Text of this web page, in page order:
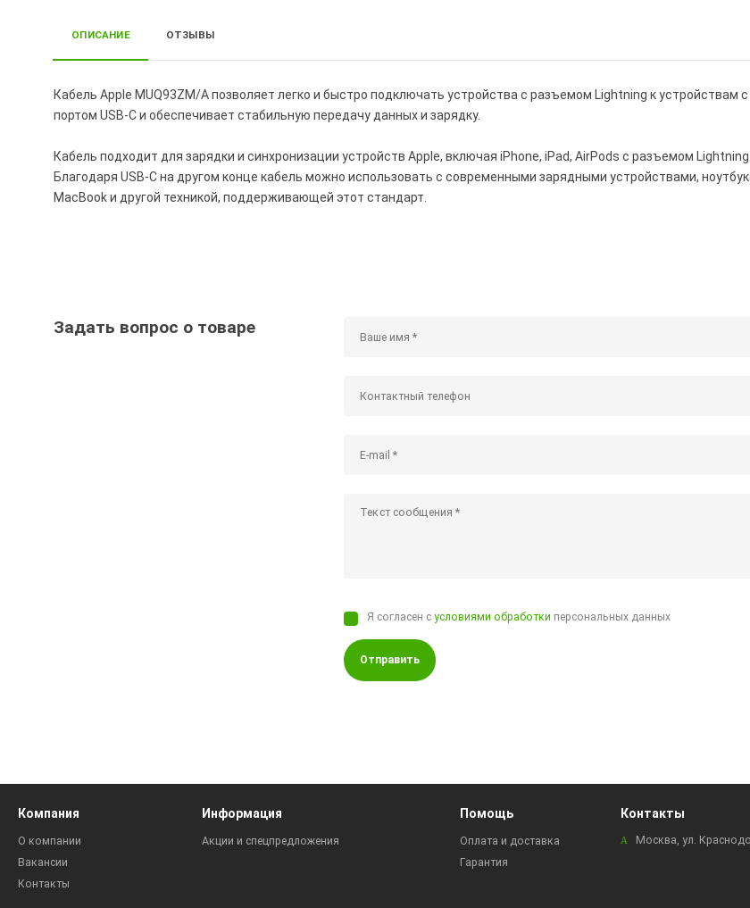
ОПИСАНИЕ ОТЗЫВЫ
Кабель Apple MUQ93ZM/A позволяет легко и быстро подключать устройства с разъемом Lightning к устройствам с
портом USB-C и обеспечивает стабильную передачу данных и зарядку.
Кабель подходит для зарядки и синхронизации устройств Apple, включая iPhone, iPad, AirPods с разъемом Lightning.
Благодаря USB-C на другом конце кабель можно использовать с современными зарядными устройствами,
MacBook и другой техникой, поддерживающей этот стандарт.
Задать вопрос о товаре
Я согласен сусловиями обработки персональных данных
Отправить
Компания
О компании
Вакансии
Контакты
Информация
Акции и спецпредложения
Помощь
Оплата и доставка
Гарантия
Контакты
Москва, ул.